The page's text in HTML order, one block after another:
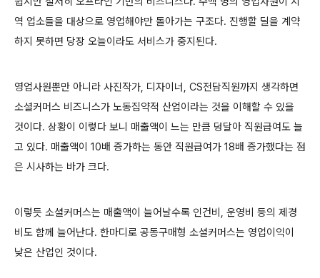
역 업소들을 대상으로 영업해야만 돌아가는 구조다. 진행할 딜을 계약
하지 못하면 당장 오늘이라도 서비스가 중지된다.
영업사원뿐만 아니라 사진작가, 디자이너, CS전담직원까지 생각하면
소셜커머스 비즈니스가 노동집약적 산업이라는 것을 이해할 수 있을
것이다. 상황이 이렇다 보니 매출액이 느는 만큼 덩달아 직원급여도 늘
고 있다. 매출액이 10배 증가하는 동안 직원급여가 18배 증가했다는 점
은 시사하는 바가 크다.
이렇듯 소셜커머스는 매출액이 늘어날수록 인건비, 운영비 등의 제경
비도 함께 늘어난다. 한마디로 공동구매형 소셜커머스는 영업이익이
낮은 산업인 것이다.